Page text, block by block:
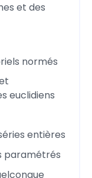
et des
normés
euclidiens
entières
paramétrés